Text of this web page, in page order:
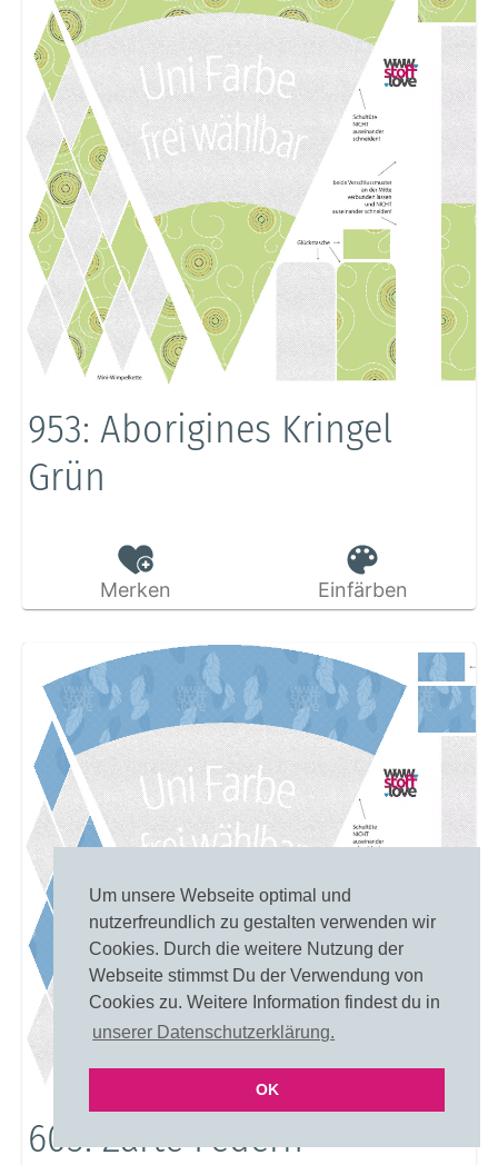
Um unsere Webseite optimal und
nutzerfreundlich zu gestalten verwenden wir
Cookies. Durch die weitere Nutzung der
Webseite stimmst Du der Verwendung von
Cookies zu. Weitere Information findest du in
unserer Datenschutzerklärung.
OK
953: Aborigines Kringel
Grün
Merken Einfärben
605: Zarte Federn